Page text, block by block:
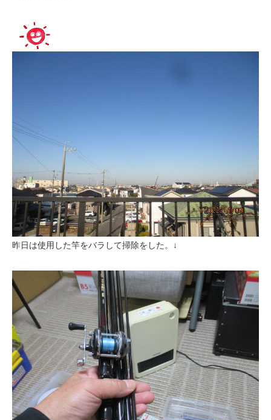
昨日は使用した竿をバラして掃除をした。↓